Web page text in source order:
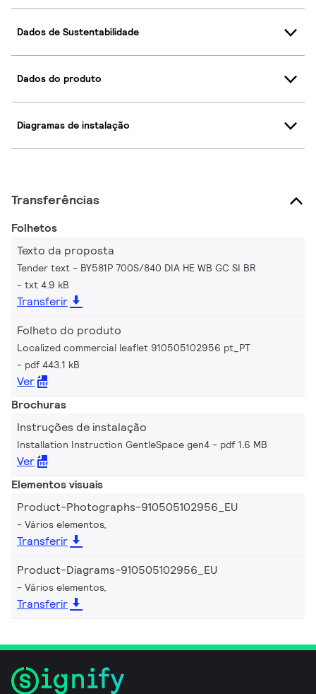
Dados de Sustentabilidade
Dados do produto
Diagramas de instalação
Transferências
Folhetos
Texto da proposta
Tender text - BY581P 700S/840 DIA HE WB GC SI BR
txt 4.9 kB
Transferir
Folheto do produto
Localized commercial leaflet 910505102956 pt_PT
pdf 443.1 kB
Ver
Brochuras
Instruções de instalação
Installation Instruction GentleSpace gen4 pdf 1.6 MB
Ver
Elementos visuais
Product-Photographs-910505102956_EU
Vários elementos,
Transferir
Product-Diagrams-910505102956_EU
Vários elementos,
Transferir